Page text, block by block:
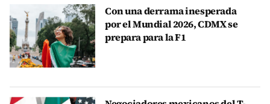
Con una derrama inesperada
por el Mundial 2026, CDMX se
prepara para la F1